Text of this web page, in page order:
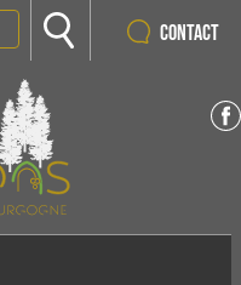
Contact